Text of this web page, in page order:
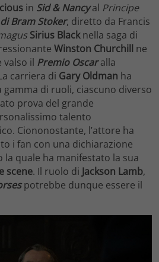
in Sid & Nancyal Principe
Bram Stoker, diretto da Francis
Sirius Blacknella saga di
Winston Churchill ne
valso il Premio Oscaralla
carriera di Gary Oldman ha
di ruoli, ciascuno diverso
prova del grande
talento
Ciononostante, l’attore ha
i fan con una dichiarazione
quale ha manifestato la sua
scene. Il ruolo di Jackson Lamb,
potrebbe dunque essere il